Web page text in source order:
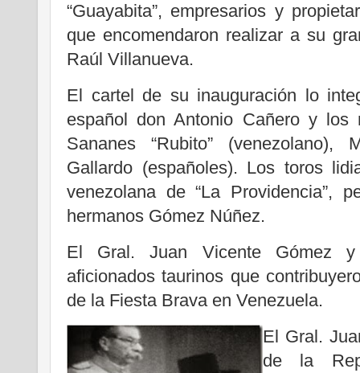
“Guayabita”, empresarios y
que encomendaron realizar a su
Raúl Villanueva.
El cartel de su inauguración lo
español don Antonio Cañero y los
Sananes “Rubito”
Gallardo (españoles). Los toros
venezolana de “La Providencia”,
hermanos Gómez Núñez.
El Gral. Juan Vicente Gómez
aficionados taurinos que
de la Fiesta Brava en Venezuela.
El Gral.
de la